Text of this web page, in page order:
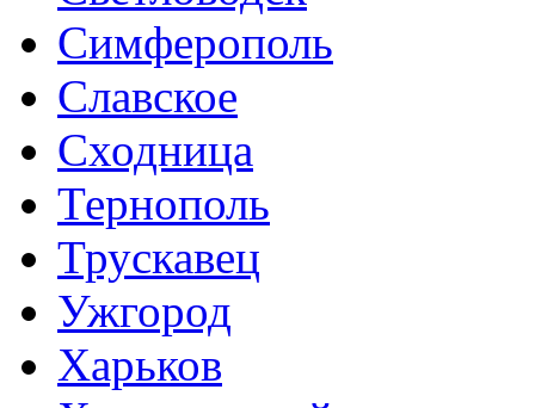
Симферополь
Славское
Сходница
Тернополь
Трускавец
Ужгород
Харьков